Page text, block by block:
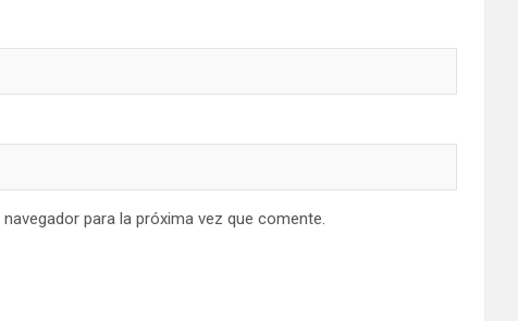
para la próxima vez que comente.